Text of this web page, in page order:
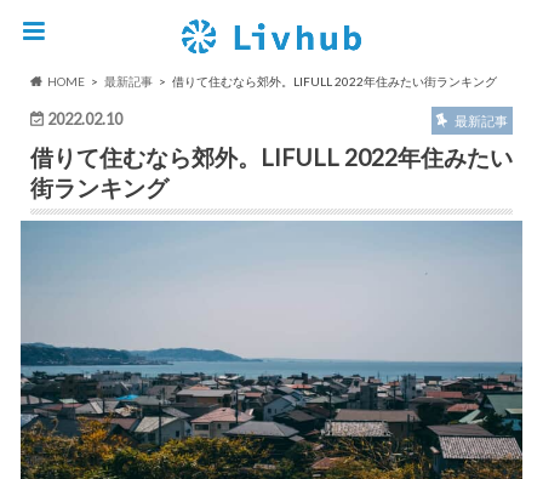
HOME 最新記事 借りて住むなら郊外。LIFULL 2022年住みたい街ランキング
2022.02.10 最新記事
借りて住むなら郊外。LIFULL 2022年住みたい
街ランキング